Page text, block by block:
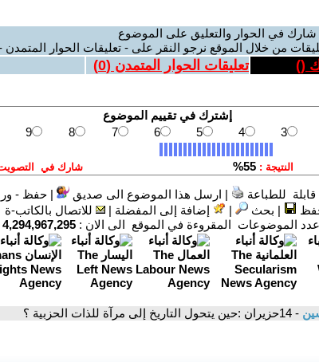
شارك في الحوار والتعليق على الموضوع
من خلال الموقع نرجو النقر على - تعليقات الحوار المتمدن
(
) تعليقات الحوار المتمدن (0
)
للطباعة | ارسل هذا الموضوع الى صديق |حفظ -
| بحث | إضافة إلى المفضلة |
للاتصال بالكاتب-ة
الموضوعات المقروءة في الموقع الى الان : 4,294,967,295
- 14حزيران :حين يتحول التاريخ إلى مرآة للذات الحزبية ؟